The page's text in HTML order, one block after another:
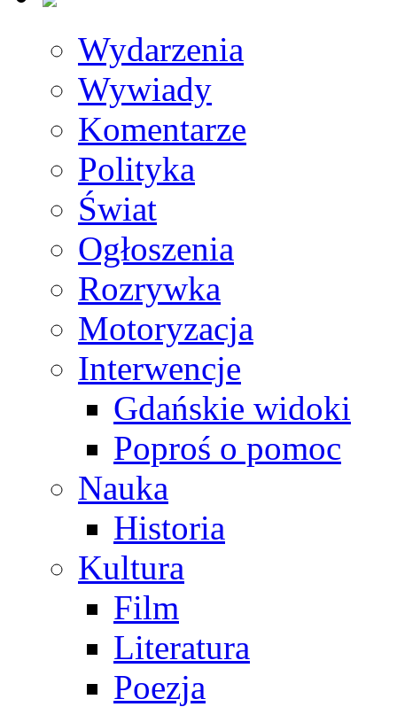
Wydarzenia
Wywiady
Komentarze
Polityka
Świat
Ogłoszenia
Rozrywka
Motoryzacja
Interwencje
Gdańskie widoki
Poproś o pomoc
Nauka
Historia
Kultura
Film
Literatura
Poezja